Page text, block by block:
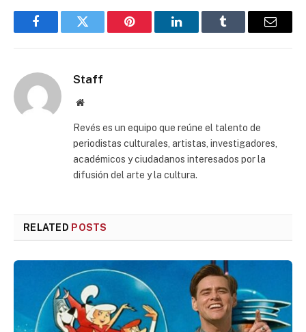
FacebookTwitter Pinterest LinkedInTumblr Email
Staff
Website
Revés es un equipo que reúne el talento de
periodistas culturales, artistas, investigadores,
académicos y ciudadanos interesados por la
difusión del arte y la cultura.
RELATED POSTS